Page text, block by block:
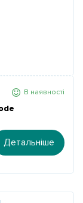
В наявності
Детальніше